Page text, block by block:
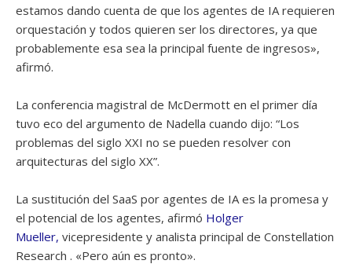
estamos dando cuenta de que los agentes de IA requieren
orquestación y todos quieren ser los directores, ya que
probablemente esa sea la principal fuente de ingresos»,
afirmó.
La conferencia magistral de McDermott en el primer día
tuvo eco del argumento de Nadella cuando dijo: “Los
problemas del siglo XXI no se pueden resolver con
arquitecturas del siglo XX”.
La sustitución del SaaS por agentes de IA es la promesa y
el potencial de los agentes, afirmó Holger
Mueller, vicepresidente y analista principal de Constellation
Research . «Pero aún es pronto».